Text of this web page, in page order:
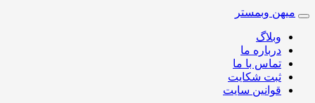
Toggle
navigation
میهن وبمستر
وبلاگ
درباره ما
تماس با ما
ثبت شکایت
قوانین سایت